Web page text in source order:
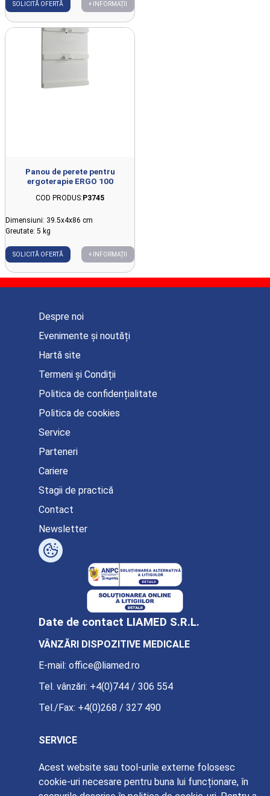
SOLICITĂ OFERTĂ + INFORMAȚII
Panou de perete pentru
ergoterapie ERGO 100
COD PRODUS: P3745
Dimensiuni: 39.5x4x86 cm
Greutate: 5 kg
SOLICITĂ OFERTĂ + INFORMAȚII
Date de contact LIAMED S.R.L.
VÂNZĂRI DISPOZITIVE MEDICALE
E-mail: office@liamed.ro
Tel. vânzări: +4(0)744 / 306 554
Tel./Fax: +4(0)268 / 327 490
SERVICE
E-mail:
service@liamed.ro
Tel. service:+4(0)739 / 885 387
Despre noi
Evenimente și noutăți
Hartă site
Termeni și Condiții
Politica de confidențialitate
Politica de cookies
Service
Parteneri
Cariere
Stagii de practică
Contact
Newsletter
Acest website sau tool-urile externe folosesc
cookie-uri necesare pentru buna lui funcționare, în